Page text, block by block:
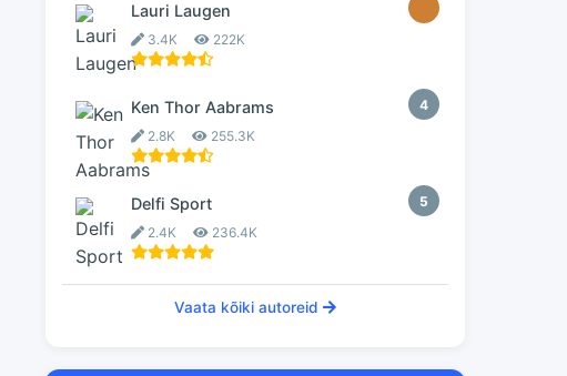
Lauri Laugen
3.4K 222K
4
Ken Thor Aabrams
2.8K 255.3K
5
Delfi Sport
2.4K 236.4K
Vaata kõiki autoreid